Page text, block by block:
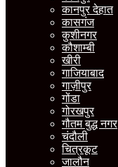
कानपुर देहात
कासगंज
कुशीनगर
कौशाम्बी
खीरी
गाजियाबाद
गाज़ीपुर
गोंडा
गोरखपुर
गौतम बुद्ध नगर
चंदौली
चित्रकूट
जालौन